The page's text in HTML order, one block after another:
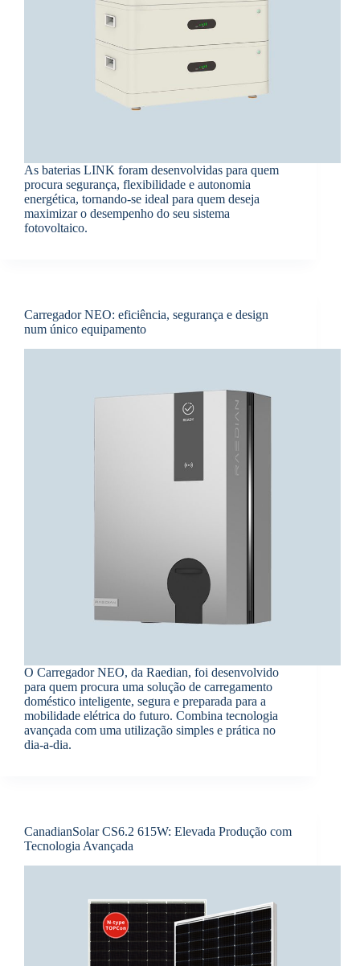
As baterias LINK foram desenvolvidas para quem
procura segurança, flexibilidade e autonomia
energética, tornando-se ideal para quem deseja
maximizar o desempenho do seu sistema
fotovoltaico.
Carregador NEO: eficiência, segurança e design
num único equipamento
O Carregador NEO, da Raedian, foi desenvolvido
para quem procura uma solução de carregamento
doméstico inteligente, segura e preparada para a
mobilidade elétrica do futuro. Combina tecnologia
avançada com uma utilização simples e prática no
dia-a-dia.
CanadianSolar CS6.2 615W: Elevada Produção com
Tecnologia Avançada